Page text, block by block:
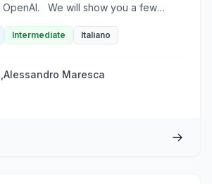
We will show you a few
using the Retrieval Augmented
for data indexing and retrieval.
how to secure your Enterprise
Intermediate Italiano
Alessandro Maresca